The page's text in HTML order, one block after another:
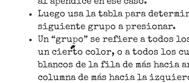
Luego usa la tabla para
siguiente grupo a presionar.
Un “grupo” se refiere a todos
un cierto color, o a todos los
blancos de la fila de más hacia
columna de más hacia la